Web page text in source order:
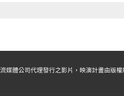
媒體公司代理發行之影片，映演計畫由版權